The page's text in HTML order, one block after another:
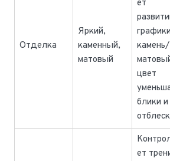
Отделка
Яркий,
каменный,
матовый
ет
камень/
цвет
блики и
ет